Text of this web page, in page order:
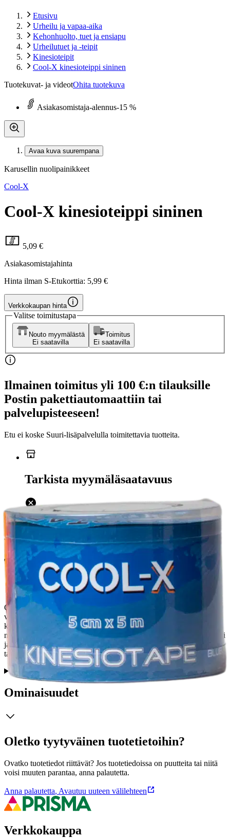
Etusivu
Urheilu ja vapaa-aika
Kehonhuolto, tuet ja ensiapu
Urheilutuet ja -teipit
Kinesioteipit
Cool-X kinesioteippi sininen
Tuotekuvat- ja videotOhita tuotekuva
Asiakasomistaja-alennus-15 %
Avaa kuva suurempana
Karusellin nuolipainikkeet
Cool-X
Cool-X kinesioteippi sininen
5,09 €
Asiakasomistajahinta
Hinta ilman S-Etukorttia: 5,99 €
Verkkokaupan hinta
Valitse toimitustapa
Nouto myymälästä
Ei saatavilla
Toimitus
Ei saatavilla
Ilmainen toimitus yli 100 €:n tilauksille
Postin pakettiautomaattiin tai
palvelupisteeseen!
Etu ei koske Suuri‑lisäpalvelulla toimitettavia tuotteita.
Tarkista myymäläsaatavuus
Ei saatavilla
Tuotekuvaus
COOL-X Kinesioteippi on lihasten ja nivelten tuentaan tarkoitettu
vahva joustoteippi. Mahdollistaa nivelen liikkuvuuden ja tukee
kehon luonnollista paranemista. Puuvilla-elastaani -teippi kuivuu
nopeasti ja on hengittävä. Lateksiton teippi, ei ärsytä ihoa. Materiaali
ja liima erivärisissä teipeissä ovat samat. Teippien kirkkaiden värien
taustalla on japanilainen väriterapia-ajattelu.
Ominaisuudet
Oletko tyytyväinen tuotetietoihin?
Ovatko tuotetiedot riittävät? Jos tuotetiedoissa on puutteita tai niitä
voisi muuten parantaa, anna palautetta.
Anna palautetta, Avautuu uuteen välilehteen
Verkkokauppa